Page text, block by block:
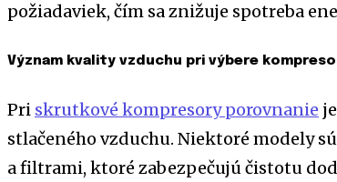
požiadaviek, čím sa znižuje spotreba
Význam kvality vzduchu pri výbere
Pri skrutkové kompresory porovnanie
stlačeného vzduchu. Niektoré modely
a filtrami, ktoré zabezpečujú čistotu